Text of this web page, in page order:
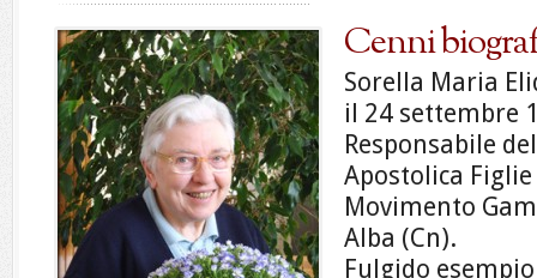
Cenni
Sorella Maria
il 24 settembre
Responsabile
Apostolica
Movimento
Alba (Cn).
Fulgido